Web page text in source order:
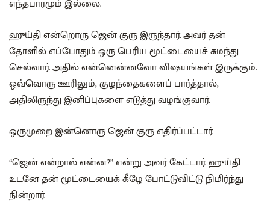
எந்தபாரமும் இல்லை.
ஹுய்தி என்றொரு ஜென் குரு இருந்தார். அவர் தன்
தோளில் எப்போதும் ஒரு பெரிய மூட்டையைச் சுமந்து
செல்வார். அதில் என்னென்னவோ விஷயங்கள் இருக்கும்.
ஒவ்வொரு ஊரிலும், குழந்தைகளைப் பார்த்தால்,
அதிலிருந்து இனிப்புகளை எடுத்து வழங்குவார்.
ஒருமுறை இன்னொரு ஜென் குரு எதிர்ப்பட்டார்.
“ஜென் என்றால் என்ன?” என்று அவர் கேட்டார். ஹுய்தி
உடனே தன் மூட்டையைக் கீழே போட்டுவிட்டு நிமிர்ந்து
நின்றார்.